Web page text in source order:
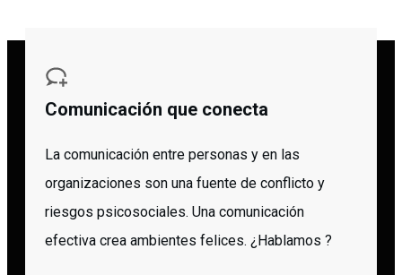
Comunicación que conecta
La comunicación entre personas y en las
organizaciones son una fuente de conflicto y
riesgos psicosociales. Una comunicación
efectiva crea ambientes felices. ¿Hablamos ?